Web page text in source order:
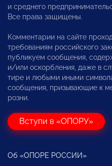
и среднего
Все права защищены.
Комментарии на сайте
требованиям российского
публикуем сообщения,
и/или оскорбления, даже в
тире и любыми иными
сообщения, призывающие к
розни.
Вступи в «ОПОРУ»
Об «ОПОРЕ РОССИИ»